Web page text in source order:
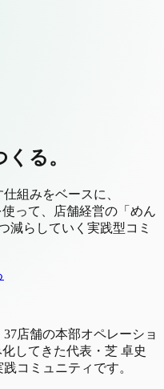
る。
組みをベースに、
って、店舗経営の「めん
減らしていく実践型コミ
店舗の本部オペレーショ
してきた代表・芝 卓史
コミュニティです。